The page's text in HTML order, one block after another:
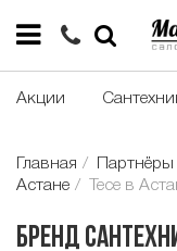
Акции
Главная
Астане
Tece в
Бренд